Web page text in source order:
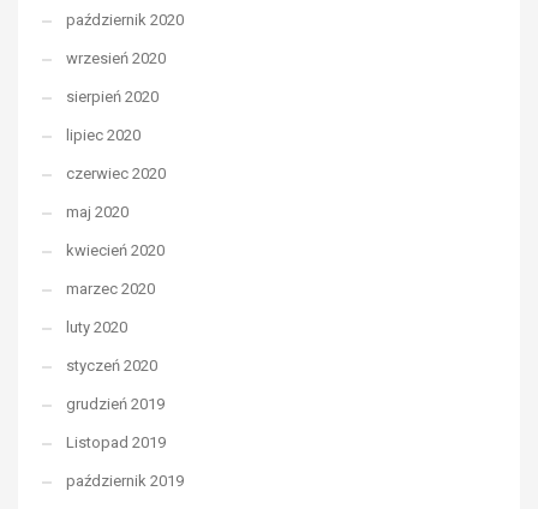
październik 2020
wrzesień 2020
sierpień 2020
lipiec 2020
czerwiec 2020
maj 2020
kwiecień 2020
marzec 2020
luty 2020
styczeń 2020
grudzień 2019
Listopad 2019
październik 2019